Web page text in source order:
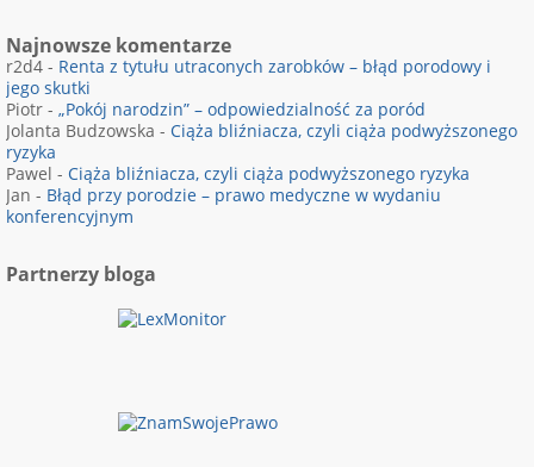
Najnowsze komentarze
r2d4 - Renta z tytułu utraconych zarobków – błąd porodowy i
jego skutki
Piotr - „Pokój narodzin” – odpowiedzialność za poród
Jolanta Budzowska - Ciąża bliźniacza, czyli ciąża podwyższonego
ryzyka
Pawel - Ciąża bliźniacza, czyli ciąża podwyższonego ryzyka
Jan - Błąd przy porodzie – prawo medyczne w wydaniu
konferencyjnym
Partnerzy bloga